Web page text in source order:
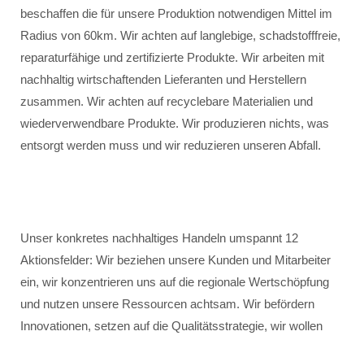
beschaffen die für unsere Produktion notwendigen Mittel im
Radius von 60km. Wir achten auf langlebige, schadstofffreie,
reparaturfähige und zertifizierte Produkte. Wir arbeiten mit
nachhaltig wirtschaftenden Lieferanten und Herstellern
zusammen. Wir achten auf recyclebare Materialien und
wiederverwendbare Produkte. Wir produzieren nichts, was
entsorgt werden muss und wir reduzieren unseren Abfall.
Unser konkretes nachhaltiges Handeln umspannt 12
Aktionsfelder: Wir beziehen unsere Kunden und Mitarbeiter
ein, wir konzentrieren uns auf die regionale Wertschöpfung
und nutzen unsere Ressourcen achtsam. Wir befördern
Innovationen, setzen auf die Qualitätsstrategie, wir wollen